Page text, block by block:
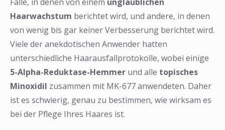
Haarwachstum berichtet wird, und andere, in denen
von wenig bis gar keiner Verbesserung berichtet wird.
Viele der anekdotischen Anwender hatten
unterschiedliche Haarausfallprotokolle, wobei einige
5-Alpha-Reduktase-Hemmer und alle topisches
Minoxidil zusammen mit MK-677 anwendeten. Daher
ist es schwierig, genau zu bestimmen, wie wirksam es
bei der Pflege Ihres Haares ist.
❅